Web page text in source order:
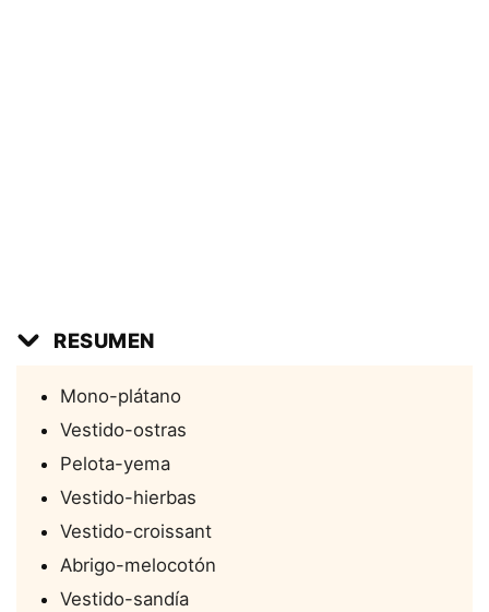
RESUMEN
Mono-plátano
Vestido-ostras
Pelota-yema
Vestido-hierbas
Vestido-croissant
Abrigo-melocotón
Vestido-sandía